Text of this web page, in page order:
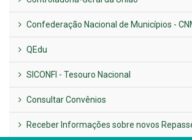
LINKS ÚTEIS
AMUPE
Governo de Pernambuco